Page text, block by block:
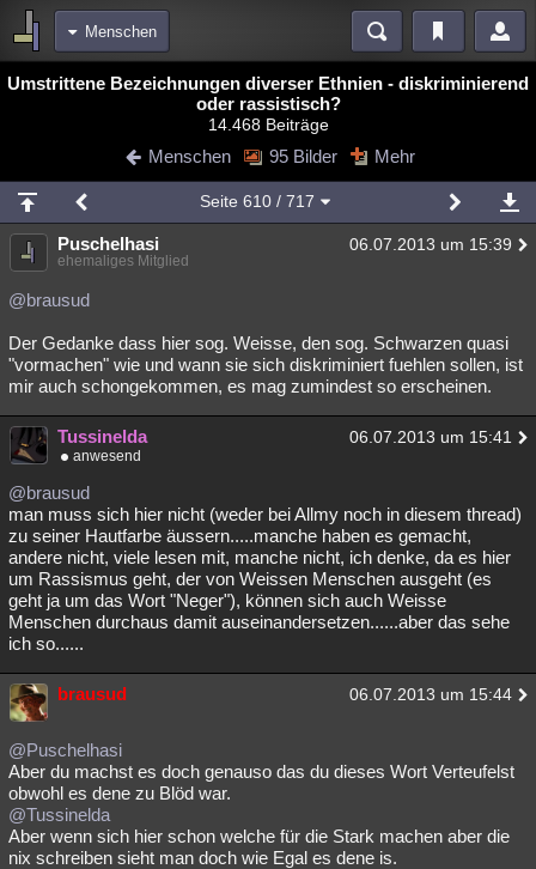
Menschen
Bereiche
Diskussionen Blogs Videos
Neuigkeiten
meine Rubriken
Menschen Wissenschaft Politik Mystery Kriminalfälle
Spiritualität
weitere Rubriken
Philosophie Träume Orte Esoterik Literatur
Astronomie Helpdesk Gaming Filme
Musik
Übersichten
Besucht Teilgenommen Alle Neue Geschlossen
Lesenswert Schlüsselwörter
Umstrittene Bezeichnungen diverser Ethnien - diskriminierend
oder rassistisch?
14.468 Beiträge
Menschen 95 Bilder Mehr
Seite 610/ 717
Puschelhasi 06.07.2013 um 15:39
ehemaliges Mitglied
@brausud
Der Gedanke dass hier sog. Weisse, den sog. Schwarzen quasi
"vormachen" wie und wann sie sich diskriminiert fuehlen sollen, ist
mir auch schongekommen, es mag zumindest so erscheinen.
Tussinelda 06.07.2013 um 15:41
anwesend
@brausud
man muss sich hier nicht (weder bei Allmy noch in diesem thread)
zu seiner Hautfarbe äussern.....manche haben es gemacht,
andere nicht, viele lesen mit, manche nicht, ich denke, da es hier
um Rassismus geht, der von Weissen Menschen ausgeht (es
geht ja um das Wort "Neger"), können sich auch Weisse
Menschen durchaus damit auseinandersetzen......aber das sehe
ich so......
brausud 06.07.2013 um 15:44
@Puschelhasi
Aber du machst es doch genauso das du dieses Wort Verteufelst
obwohl es dene zu Blöd war.
@Tussinelda
Aber wenn sich hier schon welche für die Stark machen aber die
nix schreiben sieht man doch wie Egal es dene is.